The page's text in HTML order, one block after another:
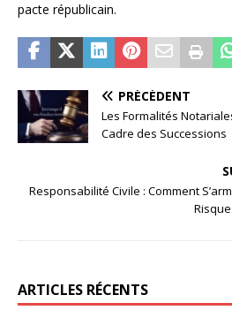
pacte républicain.
PRÉCÉDENT
Les Formalités
Cadre des Successions
Responsabilité Civile : Comment
ARTICLES RÉCENTS